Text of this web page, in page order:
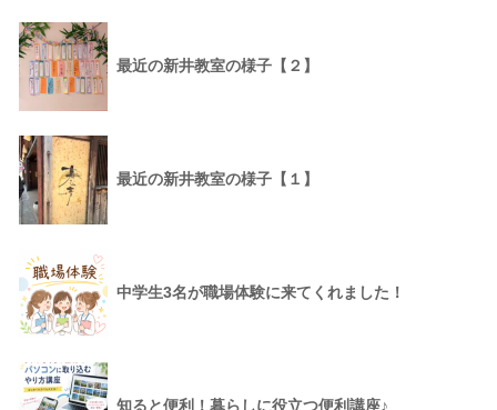
最近の新井教室の様子【２】
最近の新井教室の様子【１】
中学生3名が職場体験に来てくれました！
知ると便利！暮らしに役立つ便利講座♪